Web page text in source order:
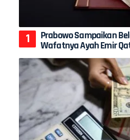
Prabowo Sampaikan
Wafatnya Ayah Emir